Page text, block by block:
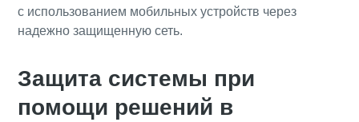
Все, что вам нужно знать о процессе
транспортировки с помощью
пневматических конвейеров
с использованием мобильных устройств через
надежно защищенную сеть.
Защита системы при
помощи решений в